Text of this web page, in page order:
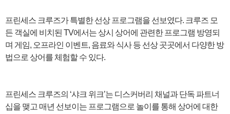
프린세스 크루즈가 특별한 선상 프로그램을 선보였다. 크루즈 모
든 객실에 비치된 TV에서는 상시 상어에 관련한 프로그램 방영되
며 게임, 오프라인 이벤트, 음료와 식사 등 선상 곳곳에서 다양한 방
법으로 상어를 체험할 수 있다.
프린세스 크루즈의 ‘샤크 위크’는 디스커버리 채널과 단독 파트너
십을 맺고 매년 선보이는 프로그램으로 놀이를 통해 상어에 대한